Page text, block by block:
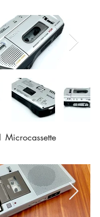
Microcassette